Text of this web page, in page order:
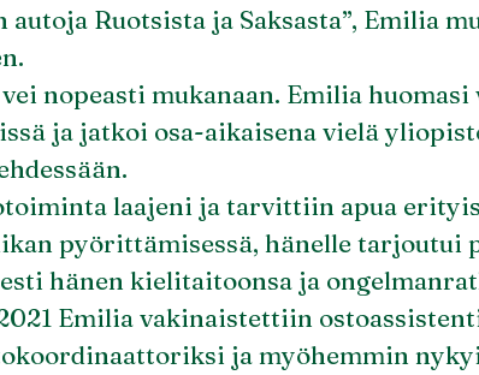
Ruotsista ja Saksasta”, Emilia
nopeasti mukanaan. Emilia
ja jatkoi osa-aikaisena vielä
laajeni ja tarvittiin apua
pyörittämisessä, hänelle tarjoutui
hänen kielitaitoonsa ja
Emilia vakinaistettiin
ja myöhemmin